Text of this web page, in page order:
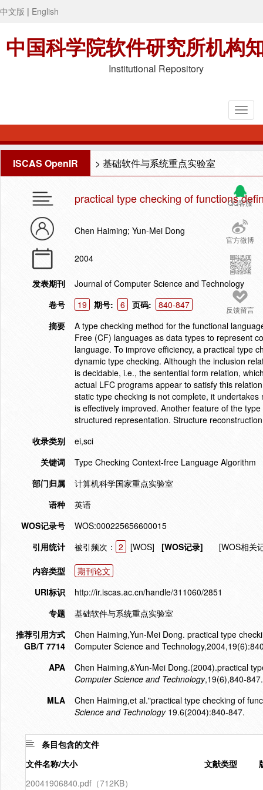
中文版 | English
中国科学院软件研究所机构
Institutional Repository
ISCAS OpenIR > 基础软件与系统重点实验室
QQ客服
官方微博
反馈留言
practical type checking of functions
Chen Haiming; Yun-Mei Dong
2004
发表期刊
Journal of Computer Science and Technology
卷号
19 期号: 6 页码:
840-847
摘要
A type checking method for the functional
Free (CF) languages as data types to represent
language. To improve efficiency, a practical type
dynamic type checking. Although the inclusion
is decidable, i.e., the sentential form relation,
actual LFC programs appear to satisfy this
static type checking is not complete, it
is effectively improved. Another feature of the
structured representation. Structure
收录类别
ei,sci
关键词
Type Checking Context-free Language Algorithm
部门归属
计算机科学国家重点实验室
语种
英语
WOS记录号
WOS:000225656600015
引用统计
被引频次： 2 [WOS] [WOS记录] [WOS相关
内容类型
期刊论文
URI标识
http://ir.iscas.ac.cn/handle/311060/2851
专题
基础软件与系统重点实验室
推荐引用方式
GB/T 7714
Chen Haiming,Yun-Mei Dong. practical type
Computer Science and
APA
Chen Haiming,&Yun-Mei Dong.(2004).practical
Computer Science and Technology,19(6),840-847.
MLA
Chen Haiming,et al."practical type checking of
Science and Technology19.6(2004):840-847.
条目包含的文件
文件名称/大小
文献类型
20041906840.pdf（712KB）